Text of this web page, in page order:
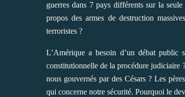
guerres dans 7 pays différents sur la
propos des armes de destruction
terroristes ?
L’Amérique a besoin d’un débat
constitutionnelle de la procédure judiciaire
nous gouvernés par des Césars ? Les
qui concerne notre sécurité. Pourquoi le